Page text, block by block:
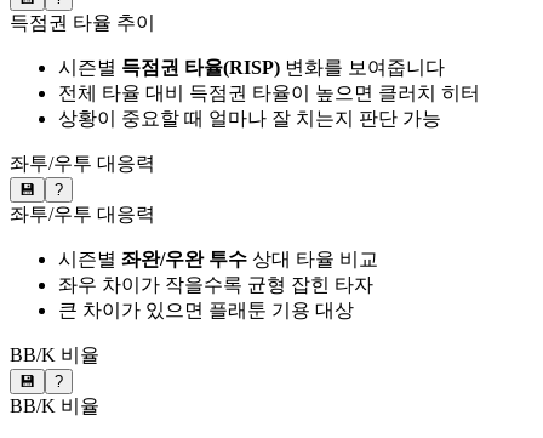
득점권 타율 추이
시즌별 득점권 타율(RISP) 변화를 보여줍니다
전체 타율 대비 득점권 타율이 높으면 클러치 히터
상황이 중요할 때 얼마나 잘 치는지 판단 가능
좌투/우투 대응력
💾 ?
좌투/우투 대응력
시즌별 좌완/우완 투수 상대 타율 비교
좌우 차이가 작을수록 균형 잡힌 타자
큰 차이가 있으면 플래툰 기용 대상
BB/K 비율
💾 ?
BB/K 비율